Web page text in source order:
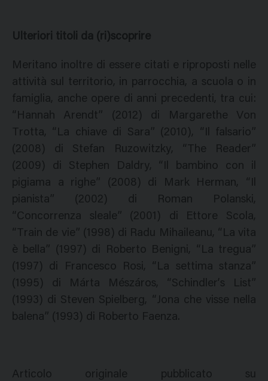
Ulteriori titoli da (ri)scoprire
Meritano inoltre di essere citati e riproposti nelle
attività sul territorio, in parrocchia, a scuola o in
famiglia, anche opere di anni precedenti, tra cui:
“Hannah Arendt” (2012) di Margarethe Von
Trotta, “La chiave di Sara” (2010), “Il falsario”
(2008) di Stefan Ruzowitzky, “The Reader”
(2009) di Stephen Daldry, “Il bambino con il
pigiama a righe” (2008) di Mark Herman, “Il
pianista” (2002) di Roman Polanski,
“Concorrenza sleale” (2001) di Ettore Scola,
“Train de vie” (1998) di Radu Mihaileanu, “La vita
è bella” (1997) di Roberto Benigni, “La tregua”
(1997) di Francesco Rosi, “La settima stanza”
(1995) di Márta Mészáros, “Schindler’s List”
(1993) di Steven Spielberg, “Jona che visse nella
balena” (1993) di Roberto Faenza.
Articolo originale pubblicato su